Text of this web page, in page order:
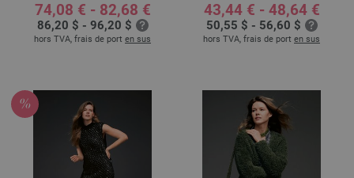
74,08 € - 82,68 €
86,20 $ - 96,20 $
hors TVA, frais de port en sus
43,44 € - 48,64 €
50,55 $ - 56,60 $
hors TVA, frais de port en sus